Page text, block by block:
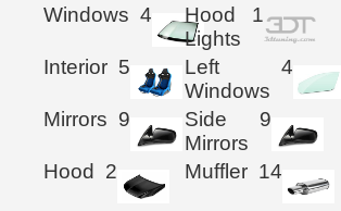
Windows 4
Hood
Lights
1
Interior 5
Left
Windows
4
Mirrors 9
Side
Mirrors
9
Hood 2 Muffler 14